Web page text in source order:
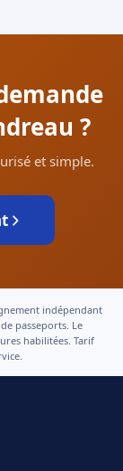
?
et simple.
indépendant
passeports. Le
habilitées. Tarif